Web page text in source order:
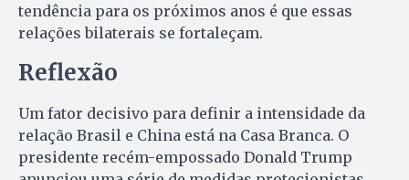
tendência para os próximos anos é que essas
relações bilaterais se fortaleçam.
Reflexão
Um fator decisivo para definir a intensidade da
relação Brasil e China está na Casa Branca. O
presidente recém-empossado Donald Trump